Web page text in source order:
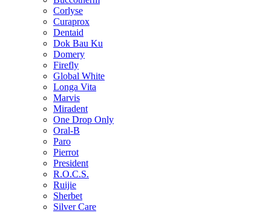
Corlyse
Curaprox
Dentaid
Dok Bau Ku
Domery
Firefly
Global White
Longa Vita
Marvis
Miradent
One Drop Only
Oral-B
Paro
Pierrot
President
R.O.C.S.
Ruijie
Sherbet
Silver Care